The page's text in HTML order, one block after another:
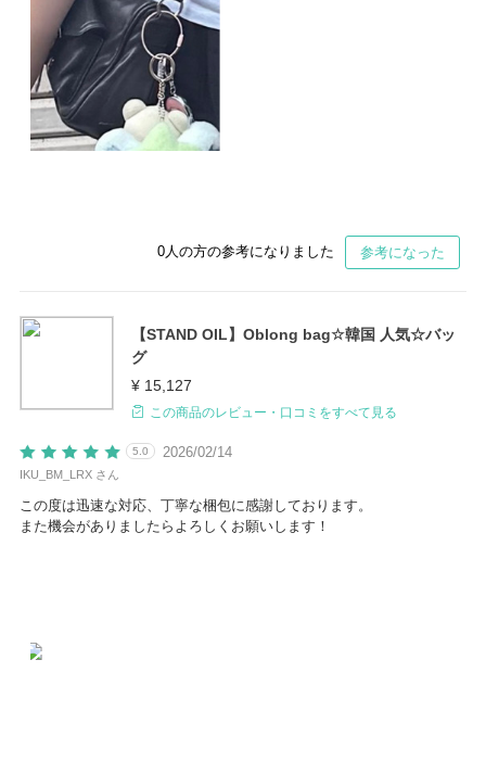
0人の方の参考になりました 参考になった
【STAND OIL】Oblong bag☆韓国 人気☆バッ
グ
¥ 15,127
この商品のレビュー・口コミをすべて見る
2026/02/14
5.0
IKU_BM_LRX さん
この度は迅速な対応、丁寧な梱包に感謝しております。
また機会がありましたらよろしくお願いします！